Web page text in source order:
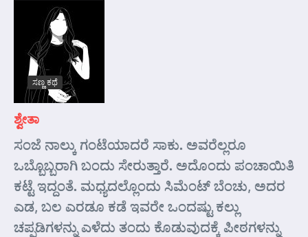
ಸಣ್ಣ ಕಥೆ
ಶ್ವೇತಾ
ಸಂಜೆ ನಾಲ್ಕು ಗಂಟೆಯಾದರೆ ಸಾಕು. ಅವರೆಲ್ಲರೂ
ಒಬ್ಬೊಬ್ಬರಾಗಿ ಬಂದು ಸೇರುತ್ತಾರೆ. ಅದೊಂದು ಪಂಚಾಯಿತಿ
ಕಟ್ಟೆ ಇದ್ದಂತೆ. ಮಧ್ಯದಲ್ಲೊಂದು ಸಿಮೆಂಟ್ ಬೆಂಚು, ಅದರ
ಎಡ, ಬಲ ಎರಡೂ ಕಡೆ ಇವರೇ ಒಂದಷ್ಟು ಕಲ್ಲು
ಚಪ್ಪಡಿಗಳನ್ನು ಎಳೆದು ತಂದು ಕೊಡುವುದಕ್ಕೆ ಪೀಠಗಳನ್ನು